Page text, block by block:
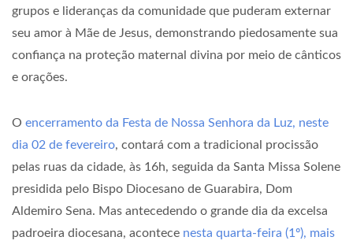
grupos e lideranças da comunidade que puderam externar
seu amor à Mãe de Jesus, demonstrando piedosamente sua
confiança na proteção maternal divina por meio de cânticos
e orações.
O encerramento da Festa de Nossa Senhora da Luz, neste
dia 02 de fevereiro, contará com a tradicional procissão
pelas ruas da cidade, às 16h, seguida da Santa Missa Solene
presidida pelo Bispo Diocesano de Guarabira, Dom
Aldemiro Sena. Mas antecedendo o grande dia da excelsa
padroeira diocesana, acontece nesta quarta-feira (1º), mais